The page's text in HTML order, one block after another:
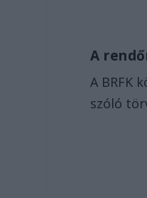
A
A BRFK
szóló